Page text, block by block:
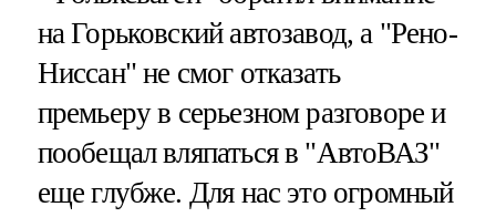
на Горьковский автозавод, а "Рено-
Ниссан" не смог отказать
премьеру в серьезном разговоре и
пообещал вляпаться в "АвтоВАЗ"
еще глубже. Для нас это огромный